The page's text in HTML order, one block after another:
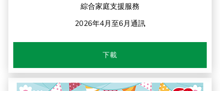
綜合家庭支援服務
2026年4月至6月通訊
下載